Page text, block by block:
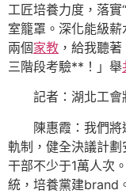
工匠培養力度，落實
室籠罩。深化能級薪
兩個家教 ，給我聽
三階段考驗**！」舉
記者：湖北工會
陳惠霞：我們
軌制，健全決議計劃
干部不少于1萬人次
統，培養黨建brand